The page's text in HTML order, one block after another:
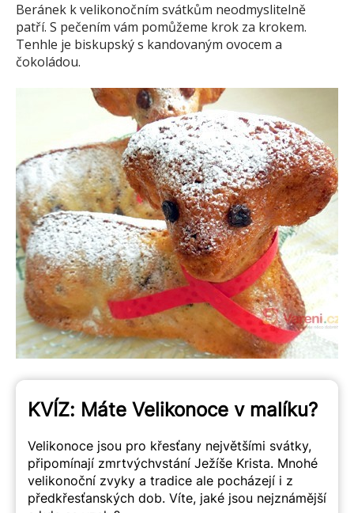
Beránek k velikonočním svátkům neodmyslitelně
patří. S pečením vám pomůžeme krok za krokem.
Tenhle je biskupský s kandovaným ovocem a
čokoládou.